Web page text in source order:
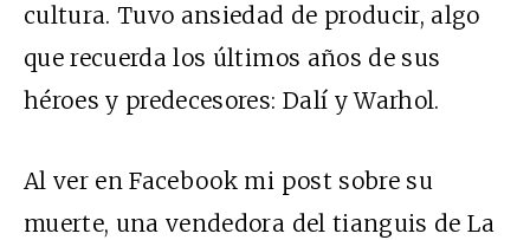
cultura. Tuvo ansiedad de producir, algo
que recuerda los últimos años de sus
héroes y predecesores: Dalí y Warhol.
Al ver en Facebook mi post sobre su
muerte, una vendedora del tianguis de La